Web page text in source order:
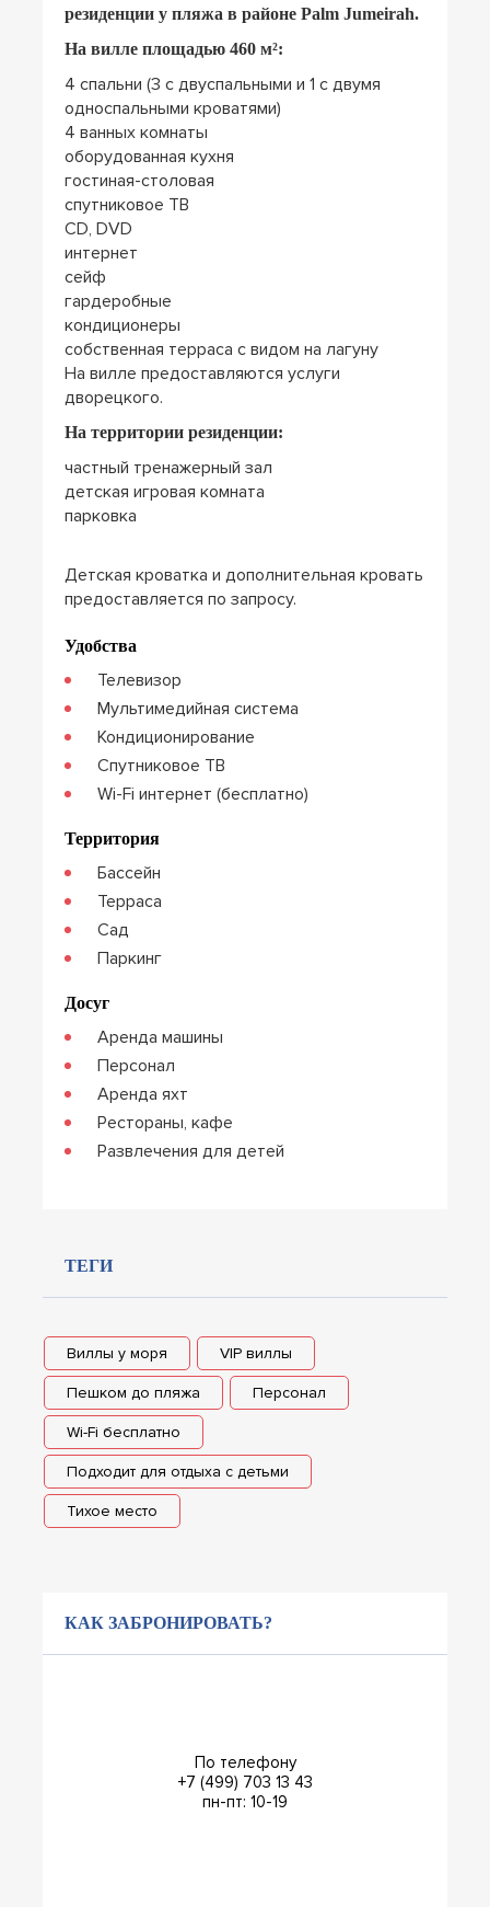
резиденции у пляжа в районе Palm Jumeirah.
На вилле площадью 460 м²:
4 спальни (3 с двуспальными и 1 с двумя
односпальными кроватями)
4 ванных комнаты
оборудованная кухня
гостиная-столовая
спутниковое ТВ
CD, DVD
интернет
сейф
гардеробные
кондиционеры
собственная терраса с видом на лагуну
На вилле предоставляются услуги
дворецкого.
На территории резиденции:
частный тренажерный зал
детская игровая комната
парковка
Детская кроватка и дополнительная кровать
предоставляется по запросу.
Удобства
Телевизор
Мультимедийная система
Кондиционирование
Спутниковое ТВ
Wi-Fi интернет (бесплатно)
Территория
Бассейн
Терраса
Сад
Паркинг
Досуг
Аренда машины
Персонал
Аренда яхт
Рестораны, кафе
Развлечения для детей
ТЕГИ
Виллы у моря VIP виллы
Пешком до пляжа Персонал
Wi-Fi бесплатно
Подходит для отдыха с детьми
Тихое место
КАК ЗАБРОНИРОВАТЬ?
По телефону
+7 (499) 703 13 43
пн-пт: 10-19